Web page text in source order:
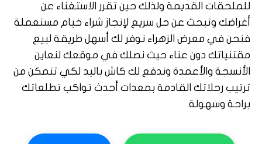
للملحقات القديمة ولذلك حين تقرر الاستغناء عن
أغراضك وتبحث عن حل سريع لإنجاز شراء خيام مستعملة
فنحن في معرض الزهراء نوفر لك أسهل طريقة لبيع
مقتنياتك دون عناء حيث نصلك في موقعك لنعاين
الأنسجة والأعمدة وندفع لك كاش باليد لكي تتمكن من
ترتيب رحلاتك القادمة بمعدات أحدث تواكب تطلعاتك
براحة وسهولة.